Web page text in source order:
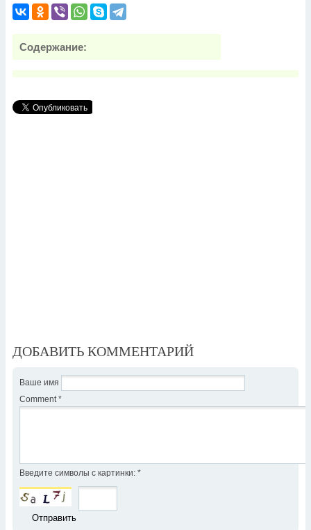
Содержание:
ДОБАВИТЬ КОММЕНТАРИЙ
Ваше имя
Comment *
Введите символы с картинки: *